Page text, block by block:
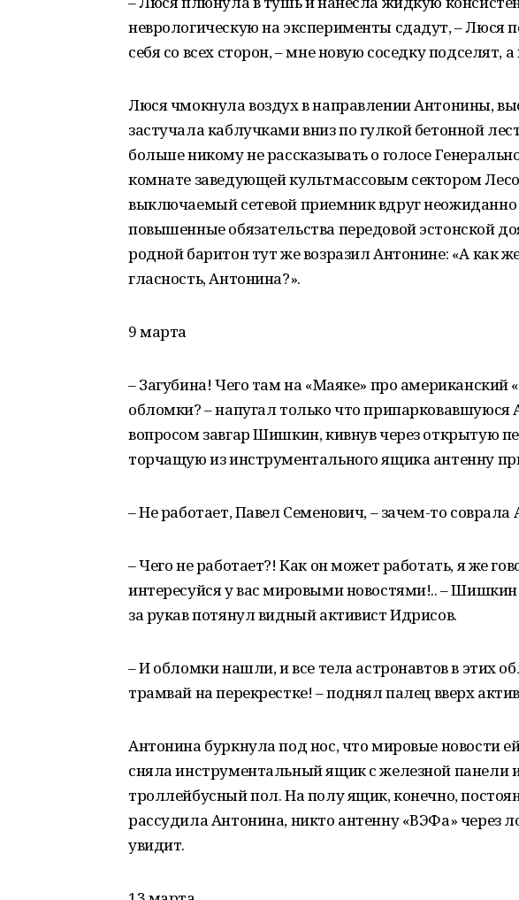
неврологическую на эксперименты сдадут, – Люся
себя со всех сторон, – мне новую соседку подселят,
Люся чмокнула воздух в направлении Антонины,
застучала каблучками вниз по гулкой бетонной
больше никому не рассказывать о голосе
комнате заведующей культмассовым сектором
выключаемый сетевой приемник вдруг неожиданно
повышенные обязательства передовой эстонской
родной баритон тут же возразил Антонине: «А как
гласность, Антонина?».
9 марта
– Загубина! Чего там на «Маяке» про
обломки? – напугал только что
вопросом завгар Шишкин, кивнув через открытую
торчащую из инструментального ящика антенну
– Не работает, Павел Семенович, – зачем-то соврала
– Чего не работает?! Как он может работать, я же
интересуйся у вас мировыми новостями!.. –
за рукав потянул видный активист Идрисов.
– И обломки нашли, и все тела астронавтов в этих
трамвай на перекрестке! – поднял палец вверх
Антонина буркнула под нос, что мировые новости
сняла инструментальный ящик с железной панели
троллейбусный пол. На полу ящик, конечно,
рассудила Антонина, никто антенну «ВЭФа» через
увидит.